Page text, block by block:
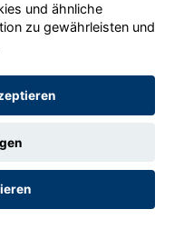
2020 - 2026
und ähnliche
zu gewährleisten und